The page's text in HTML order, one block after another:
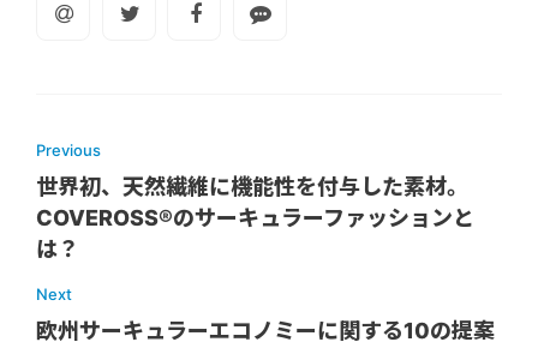
Previous
世界初、天然繊維に機能性を付与した素材。
COVEROSS®️のサーキュラーファッションと
は？
Next
欧州サーキュラーエコノミーに関する10の提案